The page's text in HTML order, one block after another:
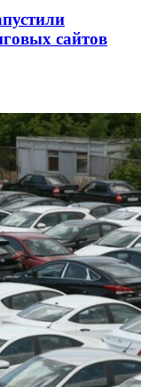
сайтов